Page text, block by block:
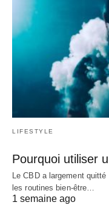
LIFESTYLE
Pourquoi utiliser
Le CBD a largement
les routines bien-être…
1 semaine ago